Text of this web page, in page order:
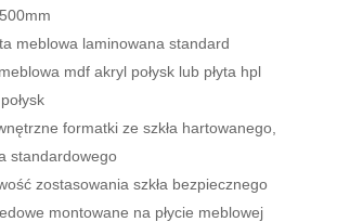
meblowa laminowana standard
mdf akryl połysk lub płyta hpl
formatki ze szkła hartowanego,
standardowego
zostasowania szkła bezpiecznego
montowane na płycie meblowej